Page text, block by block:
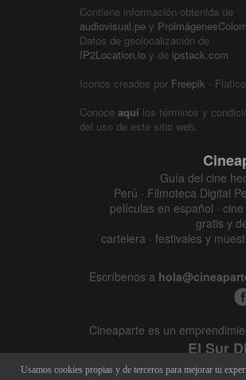
Contiene información obtenida de
audiovisual.pe y
Datos de geolocalización de
IP2Location.io y de ipstack.com
Iconos creados por Freepik -
Conoce aquí los términos y
del uso de este sitio web.
Guía del cine
Perú · Filmoteca Digital
películas en español ·
gratis y
cartelera · festivales y
Escríbenos a
Cineaparte es un
El Sur
Usamos cookies propias y de terceros para mejorar tu